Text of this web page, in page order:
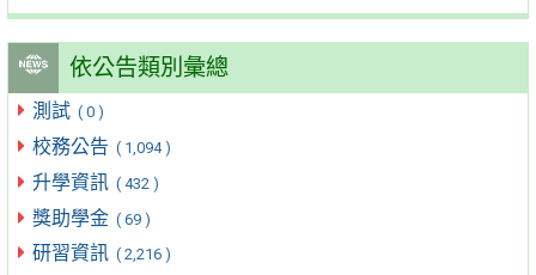
依公告類別彙總
測試 ( 0 )
校務公告 ( 1,094 )
升學資訊 ( 432 )
獎助學金 ( 69 )
研習資訊 ( 2,216 )